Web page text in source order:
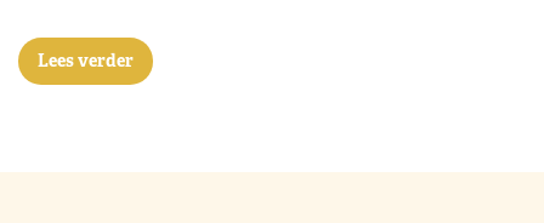
Lees verder